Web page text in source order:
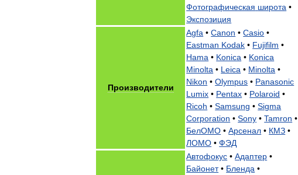
Фотографическая широта •
Экспозиция
Производители
Agfa •Canon •Casio •
Eastman Kodak • Fujifilm •
Hama • Konica • Konica
Minolta • Leica • Minolta •
Nikon •Olympus • Panasonic
Lumix • Pentax • Polaroid •
Ricoh •Samsung •Sigma
Corporation •Sony •Tamron •
БелОМО •Арсенал • КМЗ •
ЛОМО •ФЭД
Автофокус •Адаптер •
Байонет• Бленда •